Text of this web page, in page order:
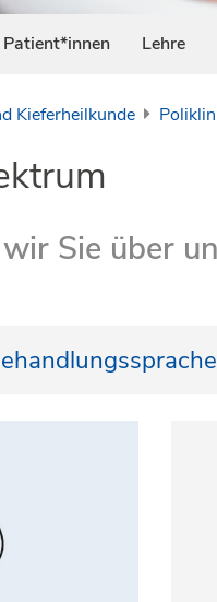
Patient*innen Lehre
Kieferheilkunde
Sie über
keine oder nur sehr
mit. So können wir